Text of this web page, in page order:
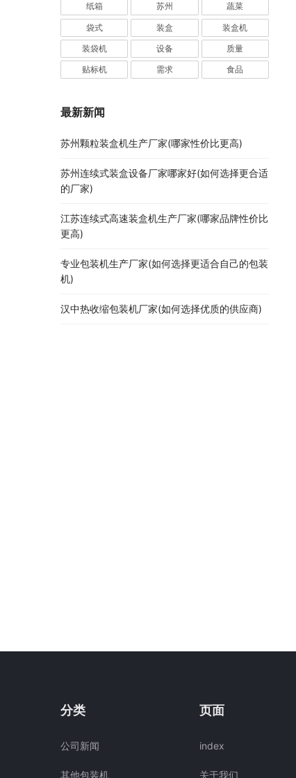
纸箱 苏州 蔬菜
袋式 装盒 装盒机
装袋机 设备 质量
贴标机 需求 食品
最新新闻
苏州颗粒装盒机生产厂家(哪家性价比更高)
苏州连续式装盒设备厂家哪家好(如何选择更合适
的厂家)
江苏连续式高速装盒机生产厂家(哪家品牌性价比
更高)
专业包装机生产厂家(如何选择更适合自己的包装
机)
汉中热收缩包装机厂家(如何选择优质的供应商)
分类
公司新闻
其他包装机
页面
index
关于我们